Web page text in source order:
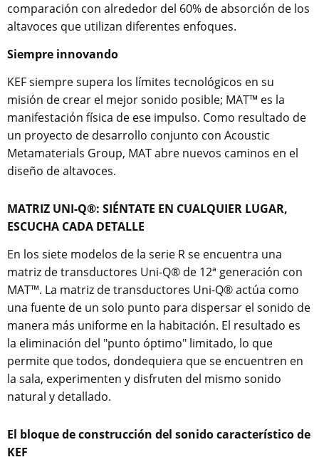
comparación con alrededor del 60% de absorción de los
altavoces que utilizan diferentes enfoques.
Siempre innovando
KEF siempre supera los límites tecnológicos en su
misión de crear el mejor sonido posible; MAT™ es la
manifestación física de ese impulso. Como resultado de
un proyecto de desarrollo conjunto con Acoustic
Metamaterials Group, MAT abre nuevos caminos en el
diseño de altavoces.
MATRIZ UNI-Q®: SIÉNTATE EN CUALQUIER LUGAR,
ESCUCHA CADA DETALLE
En los siete modelos de la serie R se encuentra una
matriz de transductores Uni-Q® de 12ª generación con
MAT™. La matriz de transductores Uni-Q® actúa como
una fuente de un solo punto para dispersar el sonido de
manera más uniforme en la habitación. El resultado es
la eliminación del "punto óptimo" limitado, lo que
permite que todos, dondequiera que se encuentren en
la sala, experimenten y disfruten del mismo sonido
natural y detallado.
El bloque de construcción del sonido característico de
KEF